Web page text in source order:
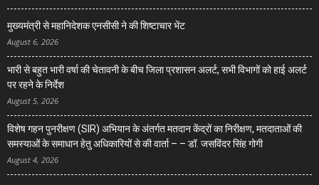
मुख्यमंत्री से महानिदेशक एनसीसी ने की शिष्टाचार भेंट
August 6, 2026
भारी से बहुत भारी वर्षा की चेतावनी के बीच जिला प्रशासन अलर्ट, सभी विभागों को हाई अलर्ट
पर रहने के निर्देश
August 5, 2026
विशेष गहन पुनरीक्षण (SIR) अभियान के अंतर्गत मतदान केंद्रों का निरीक्षण, मतदाताओं की
समस्याओं के समाधान हेतु अधिकारियों से की वार्ता – – डॉ. जसविंदर सिंह गोगी
August 4, 2026